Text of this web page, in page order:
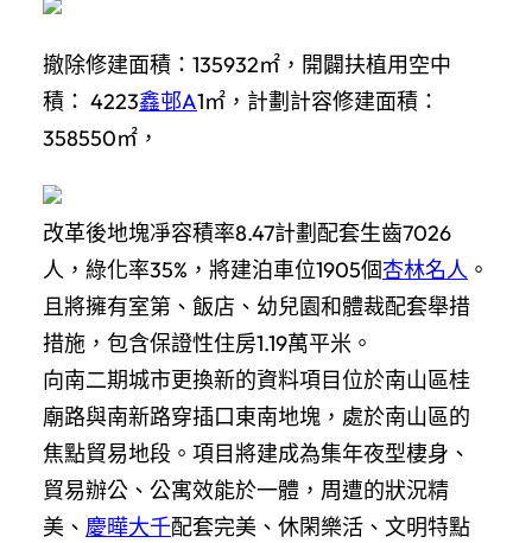
撤除修建面積：135932㎡，開闢扶植用空中
積： 4223鑫邨A1㎡，計劃計容修建面積：
358550㎡，
改革後地塊凈容積率8.47計劃配套生齒7026
人，綠化率35%，將建泊車位1905個杏林名人 。
且將擁有室第、飯店、幼兒園和體裁配套舉措
措施，包含保證性住房1.19萬平米。
向南二期城市更換新的資料項目位於南山區桂
廟路與南新路穿插口東南地塊，處於南山區的
焦點貿易地段。項目將建成為集年夜型棲身、
貿易辦公、公寓效能於一體，周遭的狀況精
美、 慶曄大千配套完美、休閑樂活、文明特點